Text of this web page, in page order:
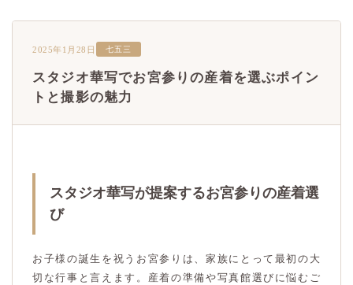
2025年1月28日 七五三
スタジオ華写でお宮参りの産着を選ぶポイン
トと撮影の魅力
スタジオ華写が提案するお宮参りの産着選
び
お子様の誕生を祝うお宮参りは、家族にとって最初の大
切な行事と言えます。産着の準備や写真館選びに悩むご